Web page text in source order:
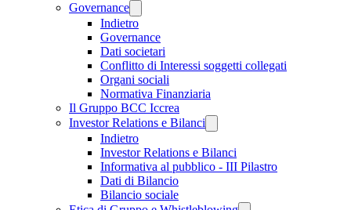
Governance
Indietro
Governance
Dati societari
Conflitto di Interessi soggetti collegati
Organi sociali
Normativa Finanziaria
Il Gruppo BCC Iccrea
Investor Relations e Bilanci
Indietro
Investor Relations e Bilanci
Informativa al pubblico - III Pilastro
Dati di Bilancio
Bilancio sociale